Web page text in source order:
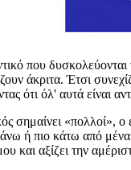
που
άκριτα. Έτσι
ότι όλ' αυτά είναι
«πολλοί»,
ή πιο κάτω από
και αξίζει την